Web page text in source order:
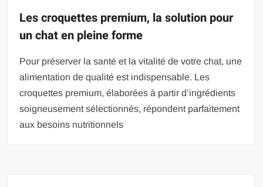
Les croquettes premium, la solution pour
un chat en pleine forme
Pour préserver la santé et la vitalité de votre chat, une
alimentation de qualité est indispensable. Les
croquettes premium, élaborées à partir d’ingrédients
soigneusement sélectionnés, répondent parfaitement
aux besoins nutritionnels